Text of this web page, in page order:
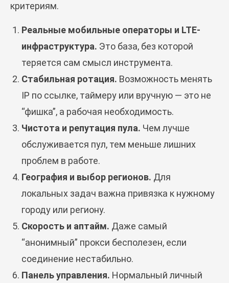
критериям.
Реальные мобильные операторы и LTE-
инфраструктура. Это база, без которой
теряется сам смысл инструмента.
Стабильная ротация. Возможность менять
IP по ссылке, таймеру или вручную — это не
“фишка”, а рабочая необходимость.
Чистота и репутация пула. Чем лучше
обслуживается пул, тем меньше лишних
проблем в работе.
География и выбор регионов. Для
локальных задач важна привязка к нужному
городу или региону.
Скорость и аптайм. Даже самый
“анонимный” прокси бесполезен, если
соединение нестабильно.
Панель управления. Нормальный личный
Похожиестатьи
ПЕРЕЙТИ В БЛОГ